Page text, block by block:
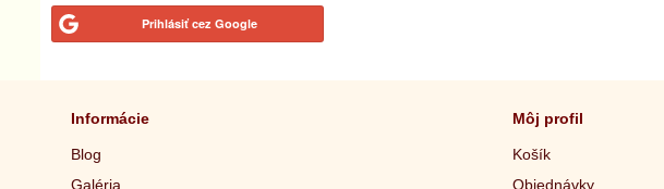
Prihlásiť cez Google
Informácie
Blog
Galéria
Môj profil
Košík
Objednávky